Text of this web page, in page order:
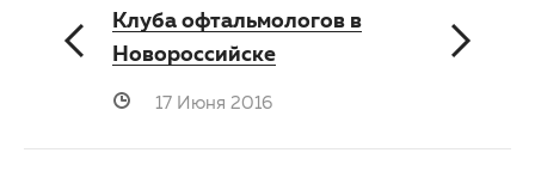
Клуба офтальмологов в
Новороссийске
17 Июня 2016